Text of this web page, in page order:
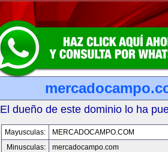
El dueño de este dominio lo ha
Mayusculas:
MERCADOCAMPO.COM
Minusculas:
mercadocampo.com